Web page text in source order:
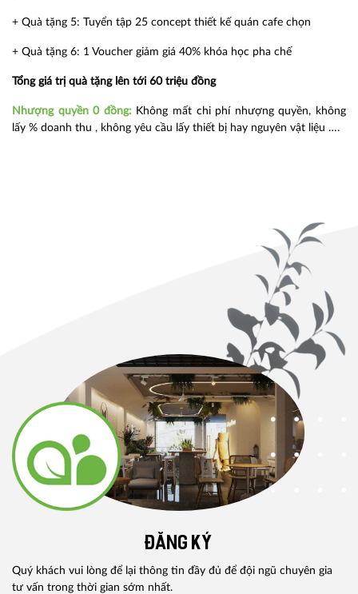
+ Quà tặng 5: Tuyển tập 25 concept thiết kế quán cafe chọn
+ Quà tặng 6: 1 Voucher giảm giá 40% khóa học pha chế
Tổng giá trị quà tặng lên tới 60 triệu đồng
Nhượng quyền 0 đồng: Không mất chi phí nhượng quyền, không
lấy % doanh thu , không yêu cầu lấy thiết bị hay nguyên vật liệu ….
ĐĂNG KÝ
Quý khách vui lòng để lại thông tin đầy đủ để đội ngũ chuyên gia
tư vấn trong thời gian sớm nhất.